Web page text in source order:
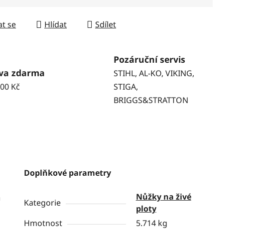
se Hlídat Sdílet
zdarma
Kč
Pozáruční servis
STIHL, AL-KO, VIKING,
STIGA,
BRIGGS&STRATTON
Doplňkové parametry
Kategorie
Nůžky na živé
ploty
Hmotnost
5.714 kg